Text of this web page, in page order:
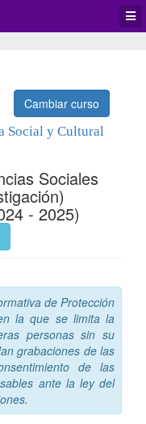
Cambiar curso
Social y Cultural
Sociales
- 2025)
de Protección
la que se limita la
personas sin su
grabaciones de las
de las
ante la ley del